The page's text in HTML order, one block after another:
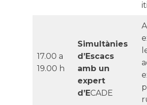
17.00 a
19.00 h
Simultànies
d’Escacs
amb un
expert
d’ECADE